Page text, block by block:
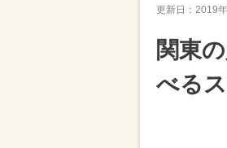
更新日： 2019
関東
べる